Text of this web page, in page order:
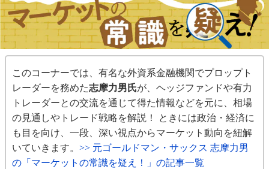
このコーナーでは、有名な外資系金融機関でプロップト
レーダーを務めた志摩力男氏が、ヘッジファンドや有力
トレーダーとの交流を通じて得た情報などを元に、相場
の見通しやトレード戦略を解説！ ときには政治・経済に
も目を向け、一段、深い視点からマーケット動向を紐解
いていきます。 >> 元ゴールドマン・サックス 志摩力男
の「マーケットの常識を疑え！」の記事一覧